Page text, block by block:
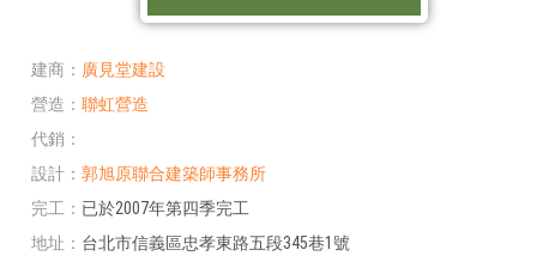
建商
廣見堂建設
營造
聯虹營造
代銷
設計
郭旭原聯合建築師事務所
完工
已於2007年第四季完工
地址
台北市信義區忠孝東路五段345巷1號